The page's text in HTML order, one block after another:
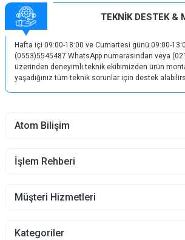
TEKNİK DESTEK &
Hafta içi 09:00-18:00 ve Cumartesi günü 09:00-
(0553)5545487 WhatsApp numarasından veya
üzerinden deneyimli teknik ekibimizden ürün
yaşadığınız tüm teknik sorunlar için destek
Atom Bilişim
İşlem Rehberi
Müşteri Hizmetleri
Kategoriler